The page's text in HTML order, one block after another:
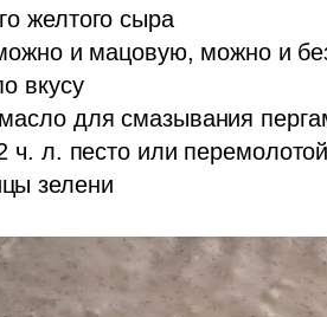
желтого сыра
и мацовую, можно и
вкусу
для смазывания
ч. л. песто или
зелени